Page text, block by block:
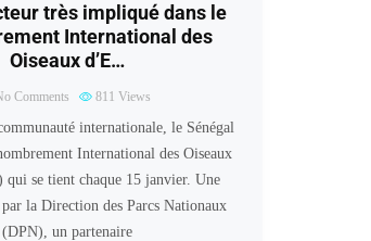
très impliqué dans le
International des
Oiseaux d’E…
Comments 811 Views
internationale, le Sénégal
International des Oiseaux
qui se tient chaque 15 janvier. Une
la Direction des Parcs Nationaux
(DPN), un partenaire